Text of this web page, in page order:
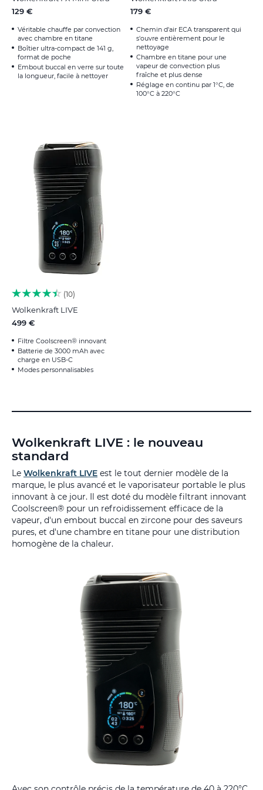
129 €
Véritable chauffe par convection
avec chambre en titane
Boîtier ultra-compact de 141 g,
format de poche
Embout buccal en verre sur toute
la longueur, facile à nettoyer
179 €
Chemin d'air ECA transparent qui
s'ouvre entièrement pour le
nettoyage
Chambre en titane pour une
vapeur de convection plus
fraîche et plus dense
Réglage en continu par 1°C, de
100°C à 220°C
10
Wolkenkraft LIVE
499 €
Filtre Coolscreen® innovant
Batterie de 3000 mAh avec
charge en USB-C
Modes personnalisables
Wolkenkraft LIVE : le nouveau
standard
Le Wolkenkraft LIVE est le tout dernier modèle de la
marque, le plus avancé et le vaporisateur portable le plus
innovant à ce jour. Il est doté du modèle filtrant innovant
Coolscreen® pour un refroidissement efficace de la
vapeur, d'un embout buccal en zircone pour des saveurs
pures, et d'une chambre en titane pour une distribution
homogène de la chaleur.